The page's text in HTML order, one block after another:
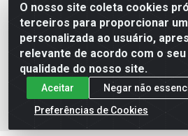
O nosso site coleta cookies
terceiros para proporcionar
personalizada ao usuário,
relevante de acordo com o
qualidade do nosso site.
Aceitar
Negar não
Preferências de Cookies
Mix Alimentos LTDA - Quadra Asr Ne
02, S/N - Plano Diretor Norte,
CNPJ 05.922.500/